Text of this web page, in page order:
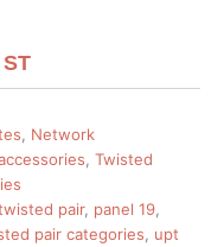
Network
Twisted
pair, panel 19
pair categories
upt